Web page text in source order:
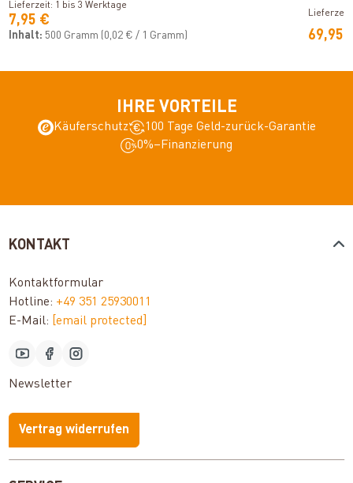
Lieferzeit: 1 bis 3 Werktage
7,95 €
Inhalt: 500 Gramm (0,02 € / 1 Gramm) 69,95
IHRE VORTEILE
Käuferschutz
100 Tage Geld-zurück-Garantie
0%–Finanzierung
KONTAKT
Kontaktformular
Hotline: +49 351 25930011
E-Mail: [email protected]
Newsletter
Vertrag widerrufen